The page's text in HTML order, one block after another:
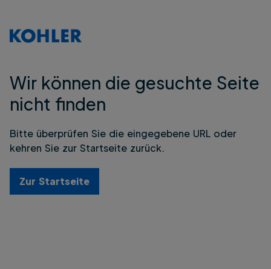
Wir können die gesuchte Seite
nicht finden
Bitte überprüfen Sie die eingegebene URL oder
kehren Sie zur Startseite zurück.
Zur Startseite